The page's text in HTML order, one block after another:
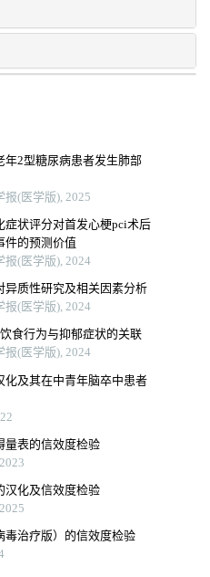
2型糖尿病患者发生肺部
报(医学版), 2025
症状评分对首发心梗pci术后
件的预测价值
报(医学版), 2024
质性研究及相关因素分析
报(医学版), 2024
食行为与抑郁症状的关联
报(医学版), 2024
及其在中青年脑卒中患者
量表的信效度检验
汉化及信效度检验
毒治疗版）的信效度检验